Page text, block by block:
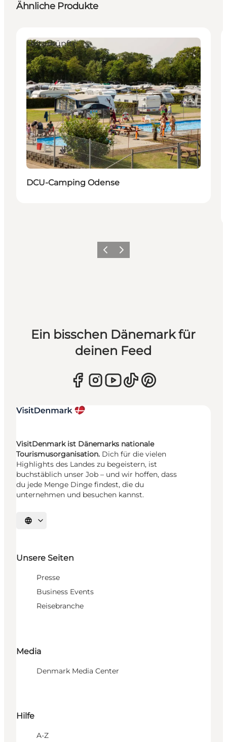
Ähnliche Produkte
Unterkünfte
DCU-Camping Odense
ZurückWeiter
Ein bisschen Dänemark für
deinen Feed
VisitDenmark ist Dänemarks nationale
Tourismusorganisation. Dich für die vielen
Highlights des Landes zu begeistern, ist
buchstäblich unser Job – und wir hoffen, dass
du jede Menge Dinge findest, die du
unternehmen und besuchen kannst.
Sprache auswählen
Unsere Seiten
Presse
Business Events
Reisebranche
Media
Denmark Media Center
Hilfe
A-Z